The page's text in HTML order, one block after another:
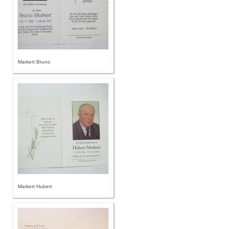
Markert Bruno
Markert Hubert